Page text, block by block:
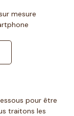
mesure
pour être
traitons les